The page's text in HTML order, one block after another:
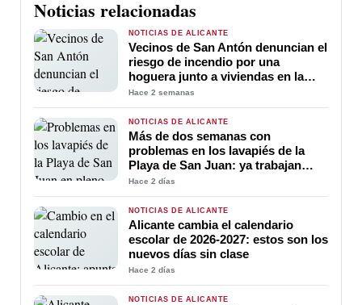
Noticias relacionadas
NOTICIAS DE ALICANTE
Vecinos de San Antón denuncian el
riesgo de incendio por una
hoguera junto a viviendas en la
calle Peligros
Hace 2 semanas
NOTICIAS DE ALICANTE
Más de dos semanas con
problemas en los lavapiés de la
Playa de San Juan: ya trabajan
para soluciona
Hace 2 días
NOTICIAS DE ALICANTE
Alicante cambia el calendario
escolar de 2026-2027: estos son los
nuevos días sin clase
Hace 2 días
NOTICIAS DE ALICANTE